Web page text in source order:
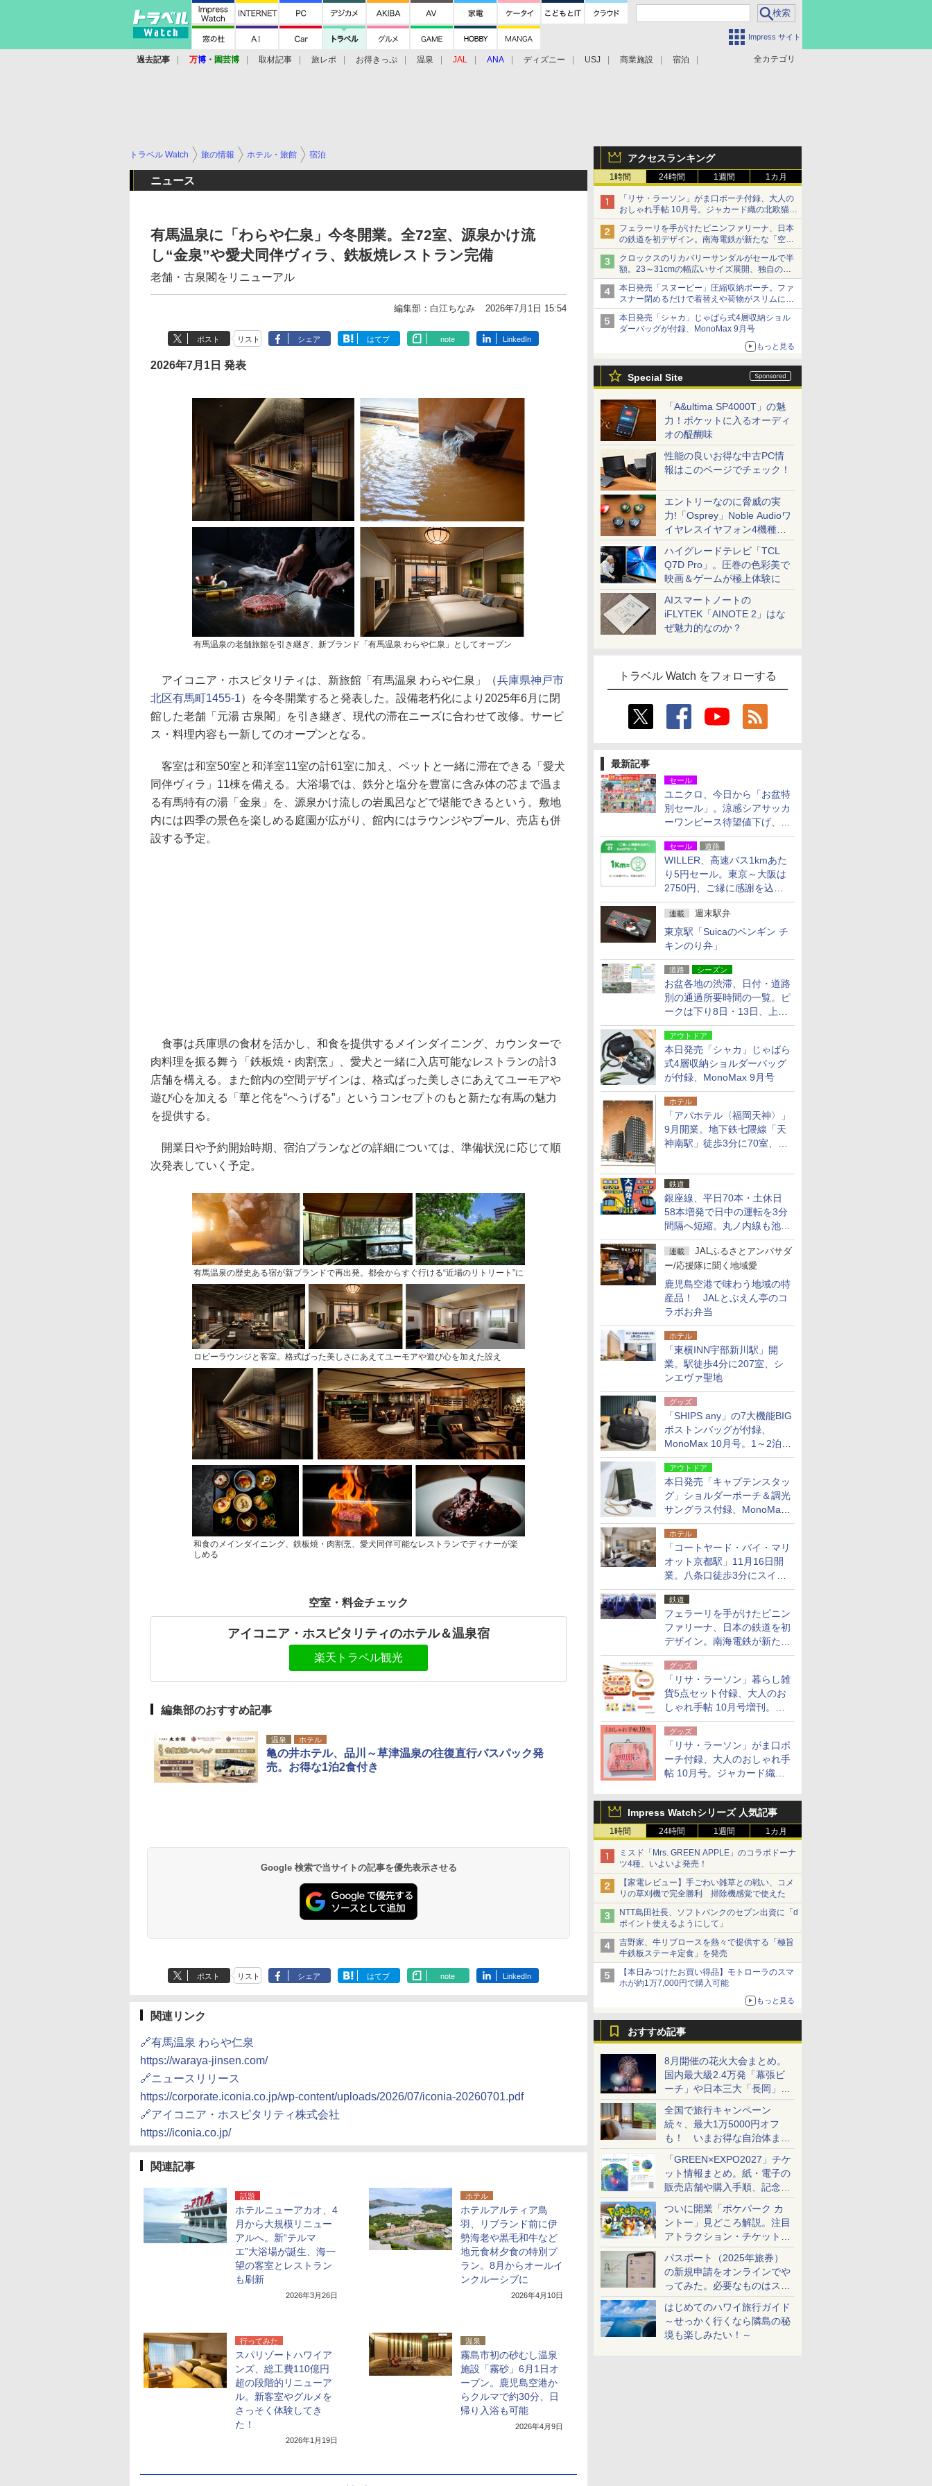
Impress サイト
全カテゴリ
過去記事 万博 ・ 園芸博 取材記事 旅レポ お得きっぷ 温泉 JAL ANA ディズニー USJ 商業施設 宿泊
アクセスランキング
1時間 24時間 1週間 1カ月
「リサ・ラーソン」がま口ポーチ付録、大人の
おしゃれ手帖 10月号。ジャカード織の北欧猫デ
ザイン
フェラーリを手がけたピニンファリーナ、日本
の鉄道を初デザイン。南海電鉄が新たな「空港
特急」をなにわ筋線へ導入
クロックスのリカバリーサンダルがセールで半
額。23～31cmの幅広いサイズ展開、独自のク
ッション素材を採用
本日発売「スヌーピー」圧縮収納ポーチ。ファ
スナー閉めるだけで着替えや荷物がスリムにま
とまる
本日発売「シャカ」じゃばら式4層収納ショル
ダーバッグが付録、MonoMax 9月号
もっと見る
Special Site
「A&ultima SP4000T」の魅
力！ポケットに入るオーディ
オの醍醐味
性能の良いお得な中古PC情
報はこのページでチェック！
エントリーなのに脅威の実
力!「Osprey」Noble Audioワ
イヤレスイヤフォン4機種を
一気に聴く
ハイグレードテレビ「TCL
Q7D Pro」。圧巻の色彩美で
映画＆ゲームが極上体験に
AIスマートノートの
iFLYTEK「AINOTE 2」はな
ぜ魅力的なのか？
トラベル Watch をフォローする
最新記事
セール
ユニクロ、今日から「お盆特
別セール」。涼感シアサッカ
ーワンピース待望値下げ、撥
水ギアショーツは1990円に
セール 道路
WILLER、高速バス1kmあた
り5円セール。東京～大阪は
2750円、ご縁に感謝を込め
た20周年記念キャンペーン
連載 週末駅弁
東京駅「Suicaのペンギン チ
キンのり弁」
道路 シーズン
お盆各地の渋滞、日付・道路
別の通過所要時間の一覧。ピ
ークは下り8日・13日、上り
14日・15日
アウトドア
本日発売「シャカ」じゃばら
式4層収納ショルダーバッグ
が付録、MonoMax 9月号
ホテル
「アパホテル〈福岡天神〉」
9月開業。地下鉄七隈線「天
神南駅」徒歩3分に70室、エ
鉄道
銀座線、平日70本・土休日
58本増発で日中の運転を3分
間隔へ短縮。丸ノ内線も池袋
～中野坂上を4分間隔に
連載
JALふるさとアンバサダ
ー/応援隊に聞く地域愛
鹿児島空港で味わう地域の特
産品！ JALとぶえん亭のコ
ラボお弁当
ホテル
「東横INN宇部新川駅」開
業。駅徒歩4分に207室、シ
ンエヴァ聖地
グッズ
「SHIPS any」の7大機能BIG
ボストンバッグが付録、
MonoMax 10月号。1～2泊の
荷物、キャリーオンも可能
アウトドア
本日発売「キャプテンスタッ
グ」ショルダーポーチ＆調光
サングラス付録、MonoMax
9月号増刊
ホテル
「コートヤード・バイ・マリ
オット京都駅」11月16日開
業。八条口徒歩3分にスイー
ト含む全270室、ダイニング
も併設
鉄道
フェラーリを手がけたピニン
ファリーナ、日本の鉄道を初
デザイン。南海電鉄が新たな
「空港特急」をなにわ筋線へ
導入
グッズ
「リサ・ラーソン」暮らし雑
貨5点セット付録、大人のお
しゃれ手帖 10月号増刊。
USBケーブルや缶ケースなど
グッズ
「リサ・ラーソン」がま口ポ
ーチ付録、大人のおしゃれ手
帖 10月号。ジャカード織の
Impress Watchシリーズ 人気記事
1時間 24時間 1週間 1カ月
ミスド「Mrs. GREEN APPLE」のコラボドーナ
ツ4種、いよいよ発売！
【家電レビュー】手ごわい雑草との戦い、コメ
リの草刈機で完全勝利 掃除機感覚で使えた
NTT島田社長、ソフトバンクのセブン出資に「d
ポイント使えるようにして」
吉野家、牛リブロースを熱々で提供する「極旨
牛鉄板ステーキ定食」を発売
【本日みつけたお買い得品】モトローラのスマ
ホが約1万7,000円で購入可能
もっと見る
おすすめ記事
8月開催の花火大会まとめ。
国内最大級2.4万発「幕張ビ
ーチ」や日本三大「長岡」な
ど大型イベント目白押し！
全国で旅行キャンペーン
続々、最大1万5000円オフ
も！ いまお得な自治体まと
め
「GREEN×EXPO2027」チケ
ット情報まとめ。紙・電子の
販売店舗や購入手順、記念チ
ケットも解説
ついに開業「ポケパーク カ
ントー」見どころ解説。注目
アトラクション・チケット手
配・来場前に必要な準備は？
パスポート（2025年旅券）
の新規申請をオンラインでや
ってみた。必要なものはスマ
ホとマイナカードのみ
はじめてのハワイ旅行ガイド
～せっかく行くなら隣島の秘
境も楽しみたい！～
トラベル Watch 旅の情報 ホテル・旅館 宿泊
ニュース
有馬温泉に「わらや仁泉」今冬開業。全72室、源泉かけ流
し“金泉”や愛犬同伴ヴィラ、鉄板焼レストラン完備
老舗・古泉閣をリニューアル
編集部：白江ちなみ 2026年7月1日 15:54
ポスト リスト シェア はてブ note LinkedIn
2026年7月1日 発表
有馬温泉の老舗旅館を引き継ぎ、新ブランド「有馬温泉 わらや仁泉」としてオープン
アイコニア・ホスピタリティは、新旅館「有馬温泉 わらや仁泉」（兵庫県神戸市
北区有馬町1455-1）を今冬開業すると発表した。設備老朽化により2025年6月に閉
館した老舗「元湯 古泉閣」を引き継ぎ、現代の滞在ニーズに合わせて改修。サービ
ス・料理内容も一新してのオープンとなる。
客室は和室50室と和洋室11室の計61室に加え、ペットと一緒に滞在できる「愛犬
同伴ヴィラ」11棟を備える。大浴場では、鉄分と塩分を豊富に含み体の芯まで温ま
る有馬特有の湯「金泉」を、源泉かけ流しの岩風呂などで堪能できるという。敷地
内には四季の景色を楽しめる庭園が広がり、館内にはラウンジやプール、売店も併
設する予定。
食事は兵庫県の食材を活かし、和食を提供するメインダイニング、カウンターで
肉料理を振る舞う「鉄板焼・肉割烹」、愛犬と一緒に入店可能なレストランの計3
店舗を構える。また館内の空間デザインは、格式ばった美しさにあえてユーモアや
遊び心を加える「華と侘を“へうげる”」というコンセプトのもと新たな有馬の魅力
を提供する。
開業日や予約開始時期、宿泊プランなどの詳細については、準備状況に応じて順
次発表していく予定。
有馬温泉の歴史ある宿が新ブランドで再出発。都会からすぐ行ける“近場のリトリート”に
ロビーラウンジと客室。格式ばった美しさにあえてユーモアや遊び心を加えた設え
和食のメインダイニング、鉄板焼・肉割烹、愛犬同伴可能なレストランでディナーが楽
しめる
空室・料金チェック
アイコニア・ホスピタリティのホテル＆温泉宿
楽天トラベル観光
編集部のおすすめ記事
温泉 ホテル
亀の井ホテル、品川～草津温泉の往復直行バスパック発
売。お得な1泊2食付き
Google 検索で当サイトの記事を優先表示させる
ポスト リスト シェア はてブ note LinkedIn
関連リンク
🔗有馬温泉 わらや仁泉
https://waraya-jinsen.com/
🔗ニュースリリース
https://corporate.iconia.co.jp/wp-content/uploads/2026/07/iconia-20260701.pdf
🔗アイコニア・ホスピタリティ株式会社
https://iconia.co.jp/
関連記事
話題
ホテルニューアカオ、4
月から大規模リニュー
アルへ。新“テルマ
エ”大浴場が誕生、海一
望の客室とレストラン
も刷新
2026年3月26日
ホテル
ホテルアルティア鳥
羽、リブランド前に伊
勢海老や黒毛和牛など
地元食材夕食の特別プ
ラン。8月からオールイ
ンクルーシブに
2026年4月10日
行ってみた
スパリゾートハワイア
ンズ、総工費110億円
超の段階的リニューア
ル。新客室やグルメを
さっそく体験してき
た！
2026年1月19日
温泉
霧島市初の砂むし温泉
施設「霧砂」6月1日オ
ープン。鹿児島空港か
らクルマで約30分、日
帰り入浴も可能
2026年4月9日